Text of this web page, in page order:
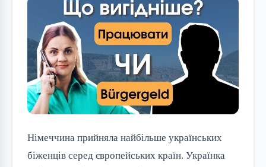
Німеччина прийняла найбільше українських
біженців серед європейських країн. Українка